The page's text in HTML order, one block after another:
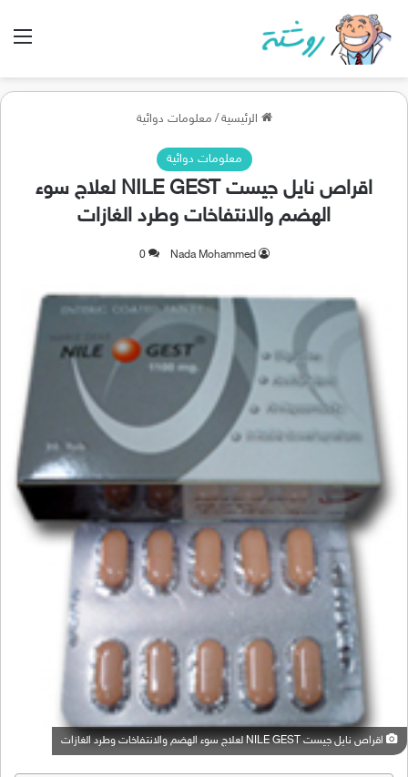
الرئيسية / معلومات دوائية
معلومات دوائية
اقراص نايل جيست NILE GEST لعلاج سوء
الهضم والانتفاخات وطرد الغازات
Nada Mohammed
0
اقراص نايل جيست NILE GEST لعلاج سوء الهضم والانتفاخات وطرد الغازات